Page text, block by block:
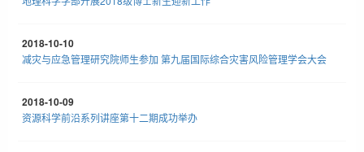
2018-10-10
减灾与应急管理研究院师生参加 第九届国际综合灾害风险管理学会大会
2018-10-09
资源科学前沿系列讲座第十二期成功举办